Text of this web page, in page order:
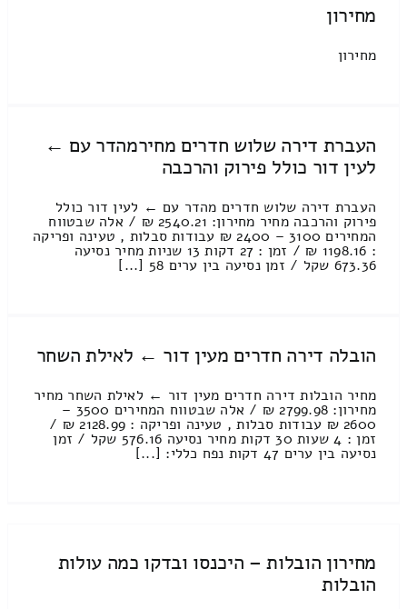
מחירון
מחירון
העברת דירה שלוש חדרים מחירמהדר עם ←
לעין דור כולל פירוק והרכבה
העברת דירה שלוש חדרים מהדר עם ← לעין דור כולל
פירוק והרכבה מחיר מחירון: 2540.21 ₪ / אלה שבטווח
המחירים 3100 – 2400 ₪ עבודות סבלות , טעינה ופריקה
: 1198.16 ₪ / זמן : 27 דקות 13 שניות מחיר נסיעה
673.36 שקל / זמן נסיעה בין ערים 58 [...]
הובלה דירה חדרים מעין דור ← לאילת השחר
מחיר הובלות דירה חדרים מעין דור ← לאילת השחר מחיר
מחירון: 2799.98 ₪ / אלה שבטווח המחירים 3500 –
2600 ₪ עבודות סבלות , טעינה ופריקה : 2128.99 ₪ /
זמן : 4 שעות 30 דקות מחיר נסיעה 576.16 שקל / זמן
נסיעה בין ערים 47 דקות נפח כללי: [...]
מחירון הובלות – היכנסו ובדקו כמה עולות
הובלות